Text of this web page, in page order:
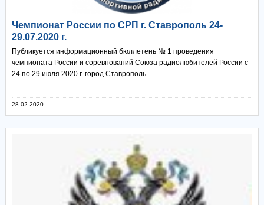
Чемпионат России по СРП г. Ставрополь 24-
29.07.2020 г.
Публикуется информационный бюллетень № 1 проведения
чемпионата России и соревнований Союза радиолюбителей России с
24 по 29 июля 2020 г. город Ставрополь.
28.02.2020